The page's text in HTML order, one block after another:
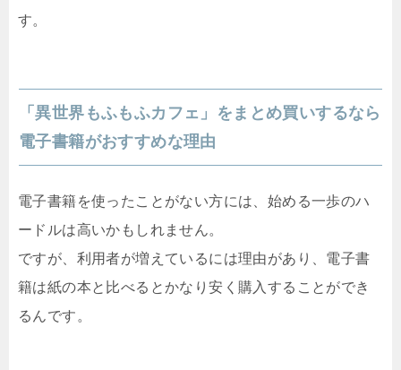
す。
「異世界もふもふカフェ」をまとめ買いするなら
電子書籍がおすすめな理由
電子書籍を使ったことがない方には、始める一歩のハ
ードルは高いかもしれません。
ですが、利用者が増えているには理由があり、電子書
籍は紙の本と比べるとかなり安く購入することができ
るんです。